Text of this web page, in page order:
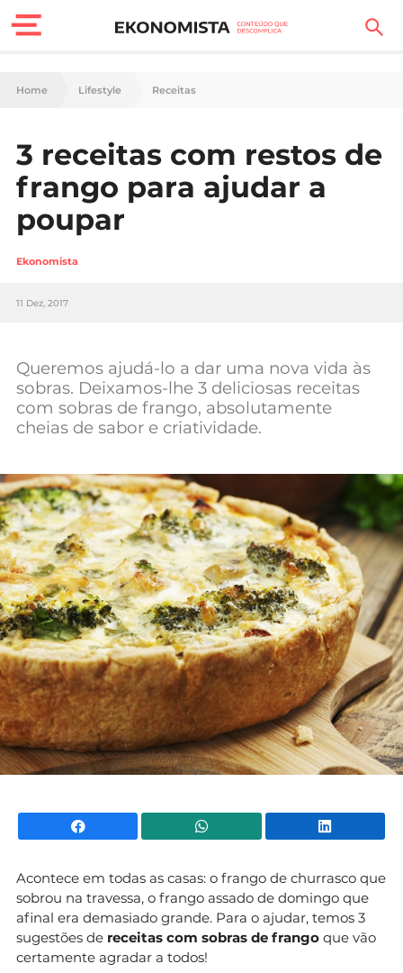
Finanças Pessoais
Carreira
Casa
Lifestyle
Sociedade
Negócios
Mundial 2026
Home Lifestyle Receitas
3 receitas com restos de
frango para ajudar a
poupar
Ekonomista
11 Dez, 2017
Queremos ajudá-lo a dar uma nova vida às
sobras. Deixamos-lhe 3 deliciosas receitas
com sobras de frango, absolutamente
cheias de sabor e criatividade.
Facebook WhatsApp
Acontece em todas as casas: o frango de churrasco que
sobrou na travessa, o frango assado de domingo que
afinal era demasiado grande. Para o ajudar, temos 3
sugestões de receitas com sobras de frango que vão
certamente agradar a todos!